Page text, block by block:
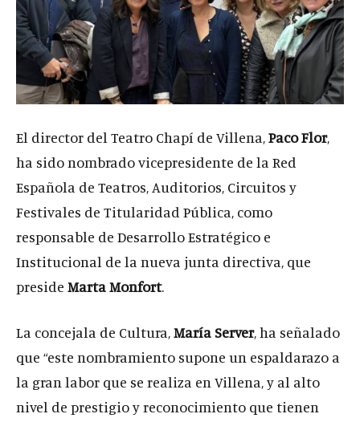
El director del Teatro Chapí de Villena,Paco Flor,
ha sido nombrado vicepresidente de la Red
Española de Teatros, Auditorios, Circuitos y
Festivales de Titularidad Pública, como
responsable de Desarrollo Estratégico e
Institucional de la nueva junta directiva, que
preside Marta Monfort.
La concejala de Cultura,María Server, ha señalado
que “este nombramiento supone un espaldarazo a
la gran labor que se realiza en Villena, y al alto
nivel de prestigio y reconocimiento que tienen